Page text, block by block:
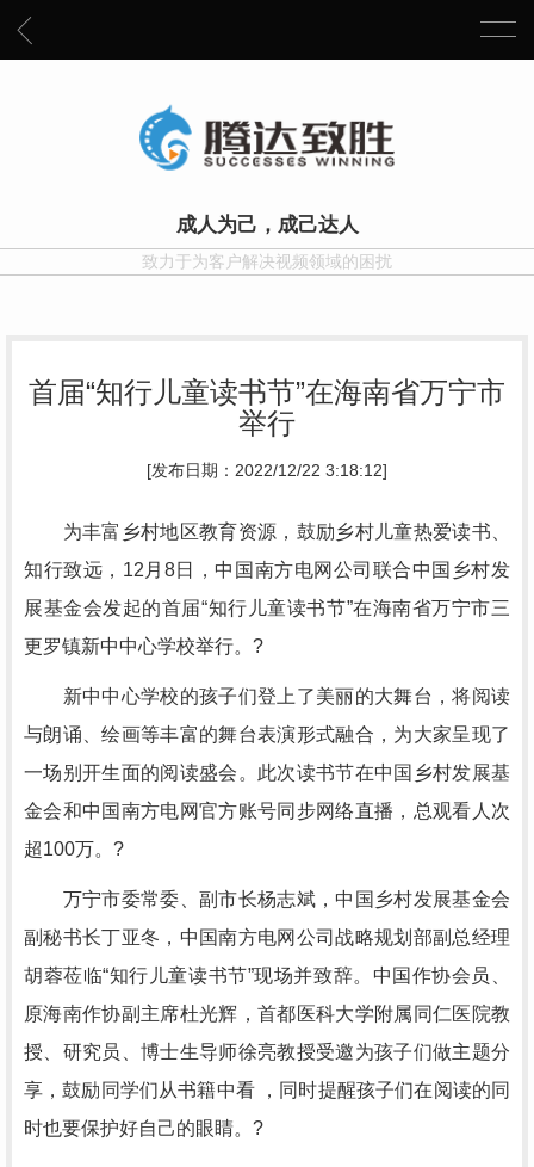
成人为己，成己达人
致力于为客户解决视频领域的困扰
首届“知行儿童读书节”在海南省万宁市
举行
[发布日期：2022/12/22 3:18:12]
为丰富乡村地区教育资源，鼓励乡村儿童热爱读书、
知行致远，12月8日，中国南方电网公司联合中国乡村发
展基金会发起的首届“知行儿童读书节”在海南省万宁市三
更罗镇新中中心学校举行。?
新中中心学校的孩子们登上了美丽的大舞台，将阅读
与朗诵、绘画等丰富的舞台表演形式融合，为大家呈现了
一场别开生面的阅读盛会。此次读书节在中国乡村发展基
金会和中国南方电网官方账号同步网络直播，总观看人次
超100万。?
万宁市委常委、副市长杨志斌，中国乡村发展基金会
副秘书长丁亚冬，中国南方电网公司战略规划部副总经理
胡蓉莅临“知行儿童读书节”现场并致辞。中国作协会员、
原海南作协副主席杜光辉，首都医科大学附属同仁医院教
授、研究员、博士生导师徐亮教授受邀为孩子们做主题分
享，鼓励同学们从书籍中看 ，同时提醒孩子们在阅读的同
时也要保护好自己的眼睛。?